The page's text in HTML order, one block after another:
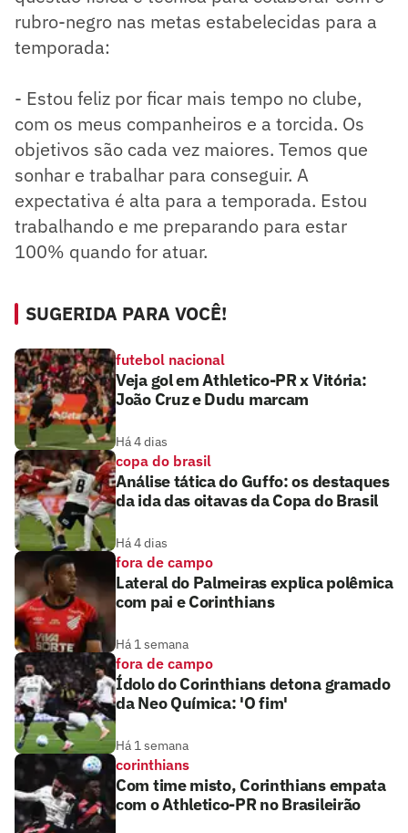
rubro-negro nas metas estabelecidas para a
temporada:
- Estou feliz por ficar mais tempo no clube,
com os meus companheiros e a torcida. Os
objetivos são cada vez maiores. Temos que
sonhar e trabalhar para conseguir. A
expectativa é alta para a temporada. Estou
trabalhando e me preparando para estar
100% quando for atuar.
SUGERIDA PARA VOCÊ!
futebol nacional
Veja gol em Athletico-PR x Vitória:
João Cruz e Dudu marcam
Há 4 dias
copa do brasil
Análise tática do Guffo: os destaques
da ida das oitavas da Copa do Brasil
Há 4 dias
fora de campo
Lateral do Palmeiras explica polêmica
com pai e Corinthians
Há 1 semana
fora de campo
Ídolo do Corinthians detona gramado
da Neo Química: 'O fim'
Há 1 semana
corinthians
Com time misto, Corinthians empata
com o Athletico-PR no Brasileirão